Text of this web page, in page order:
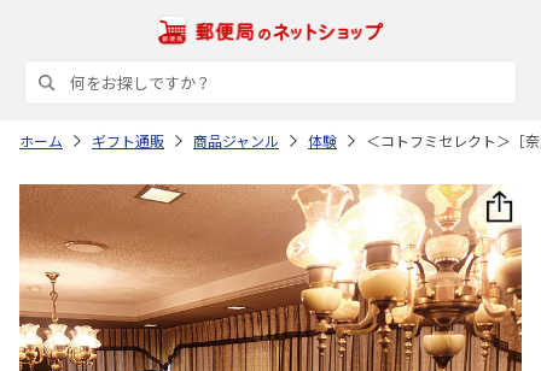
ホーム ギフト通販 商品ジャンル 体験 ＜コトフミセレクト＞［